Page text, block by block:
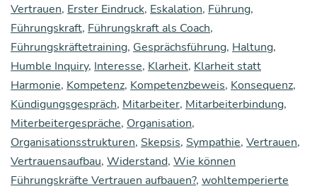
Füh­
rungs­
kraft
Vertrauen, Erster Eindruck, Eskalation, Führung,
Führungskraft, Führungskraft als Coach,
Führungskräftetraining, Gesprächsführung, Haltung,
Humble Inquiry, Interesse, Klarheit, Klarheit statt
Harmonie, Kompetenz, Kompetenzbeweis, Konsequenz,
Kündigungsgespräch, Mitarbeiter, Mitarbeiterbindung,
Miterbeitergespräche, Organisation,
Organisationsstrukturen, Skepsis, Sympathie, Vertrauen,
Vertrauensaufbau, Widerstand, Wie können
Führungskräfte Vertrauen aufbauen?, wohltemperierte